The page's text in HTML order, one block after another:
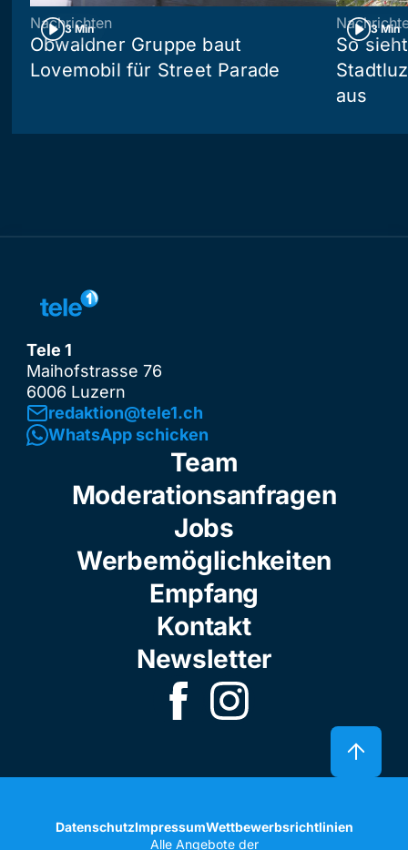
3 Min
Nachrichten
Obwaldner Gruppe baut
Lovemobil für Street Parade
3 Min
So
aus
Tele 1
Maihofstrasse 76
6006 Luzern
redaktion@tele1.ch
WhatsApp schicken
Team
Moderationsanfragen
Jobs
Werbemöglichkeiten
Empfang
Kontakt
Newsletter
DatenschutzImpressumWettbewerbsrichtlinien
Alle Angebote der